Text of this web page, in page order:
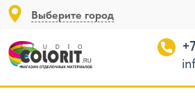
Выберите город